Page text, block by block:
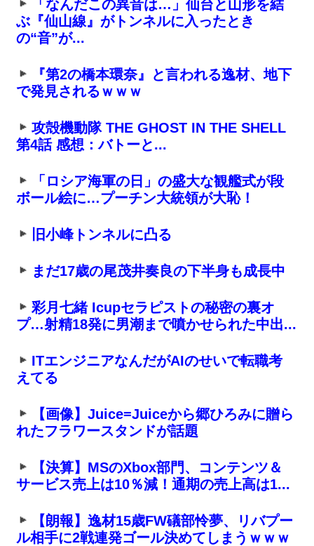
「なんだこの異音は…」仙台と山形を結
ぶ『仙山線』がトンネルに入ったとき
の“音”が...
『第2の橋本環奈』と言われる逸材、地下
で発見されるｗｗｗ
攻殻機動隊 THE GHOST IN THE SHELL
第4話 感想：バトーと...
「ロシア海軍の日」の盛大な観艦式が段
ボール絵に…プーチン大統領が大恥！
旧小峰トンネルに凸る
まだ17歳の尾茂井奏良の下半身も成長中
彩月七緒 Icupセラピストの秘密の裏オ
プ…射精18発に男潮まで噴かせられた中出...
ITエンジニアなんだがAIのせいで転職考
えてる
【画像】Juice=Juiceから郷ひろみに贈ら
れたフラワースタンドが話題
【決算】MSのXbox部門、コンテンツ＆
サービス売上は10％減！通期の売上高は1...
【朗報】逸材15歳FW礒部怜夢、リバプー
ル相手に2戦連発ゴール決めてしまうｗｗｗ